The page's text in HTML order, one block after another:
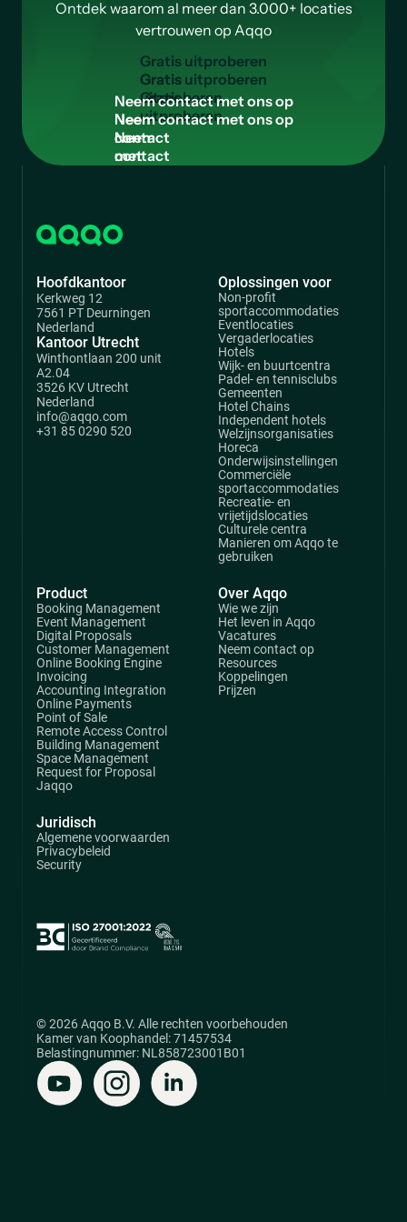
Ontdek waarom al meer dan 3.000+ locaties
vertrouwen op Aqqo
Gratisuitproberen
Gratis
uitproberen
Neemcontactmetonsop
Neem
contact
met
Hoofdkantoor
Kerkweg 12
7561 PT Deurningen
Nederland
Kantoor Utrecht
Winthontlaan 200 unit
A2.04
3526 KV Utrecht
Nederland
info@aqqo.com
+31 85 0290 520
Product
Booking Management
Event Management
Digital Proposals
Customer Management
Online Booking Engine
Invoicing
Accounting Integration
Online Payments
Point of Sale
Remote Access Control
Building Management
Space Management
Request for Proposal
Jaqqo
Oplossingen voor
Non-profit
sportaccommodaties
Eventlocaties
Vergaderlocaties
Hotels
Wijk- en buurtcentra
Padel- en tennisclubs
Gemeenten
Hotel Chains
Independent hotels
Welzijnsorganisaties
Horeca
Onderwijsinstellingen
Commerciële
sportaccommodaties
Recreatie- en
vrijetijdslocaties
Culturele centra
Manieren om Aqqo te
gebruiken
Over Aqqo
Wie we zijn
Het leven in Aqqo
Vacatures
Neem contact op
Resources
Koppelingen
Prijzen
Juridisch
Algemene voorwaarden
Privacybeleid
Security
© 2026 Aqqo B.V. Alle rechten voorbehouden
Kamer van Koophandel: 71457534
Belastingnummer: NL858723001B01